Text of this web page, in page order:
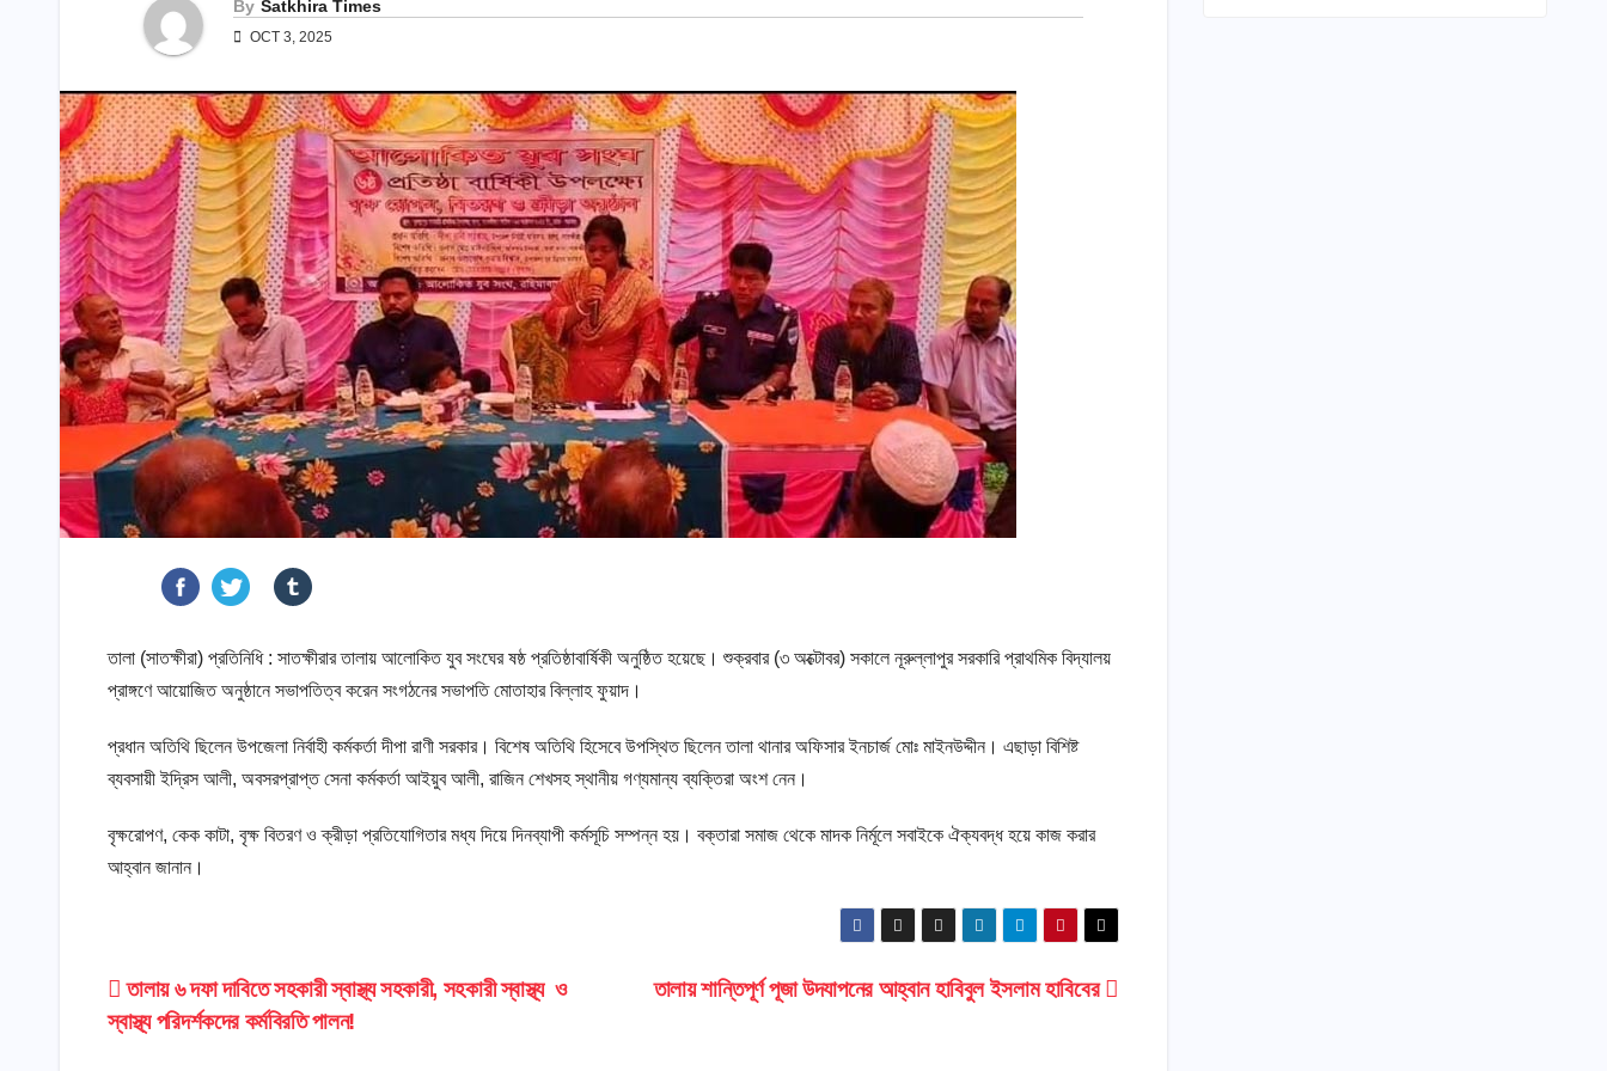
By Satkhira Times
OCT 3, 2025
তালা (সাতক্ষীরা) প্রতিনিধি : সাতক্ষীরার তালায় আলোকিত যুব সংঘের ষষ্ঠ প্রতিষ্ঠাবার্ষিকী অনুষ্ঠিত হয়েছে। শুক্রবার (৩ অক্টোবর) সকালে নূরুল্লাপুর সরকারি প্রাথমিক বিদ্যালয়
প্রাঙ্গণে আয়োজিত অনুষ্ঠানে সভাপতিত্ব করেন সংগঠনের সভাপতি মোতাহার বিল্লাহ ফুয়াদ।
প্রধান অতিথি ছিলেন উপজেলা নির্বাহী কর্মকর্তা দীপা রাণী সরকার। বিশেষ অতিথি হিসেবে উপস্থিত ছিলেন তালা থানার অফিসার ইনচার্জ মোঃ মাইনউদ্দীন। এছাড়া বিশিষ্ট
ব্যবসায়ী ইদ্রিস আলী, অবসরপ্রাপ্ত সেনা কর্মকর্তা আইয়ুব আলী, রাজিন শেখসহ স্থানীয় গণ্যমান্য ব্যক্তিরা অংশ নেন।
বৃক্ষরোপণ, কেক কাটা, বৃক্ষ বিতরণ ও ক্রীড়া প্রতিযোগিতার মধ্য দিয়ে দিনব্যাপী কর্মসূচি সম্পন্ন হয়। বক্তারা সমাজ থেকে মাদক নির্মূলে সবাইকে ঐক্যবদ্ধ হয়ে কাজ করার
আহ্বান জানান।
Post
navigation
তালায় শান্তিপূর্ণ পূজা উদযাপনের আহ্বান হাবিবুল ইসলাম হাবিবের
তালায় ৬ দফা দাবিতে সহকারী স্বাস্থ্য সহকারী, সহকারী স্বাস্থ্য ও
স্বাস্থ্য পরিদর্শকদের কর্মবিরতি পালন!